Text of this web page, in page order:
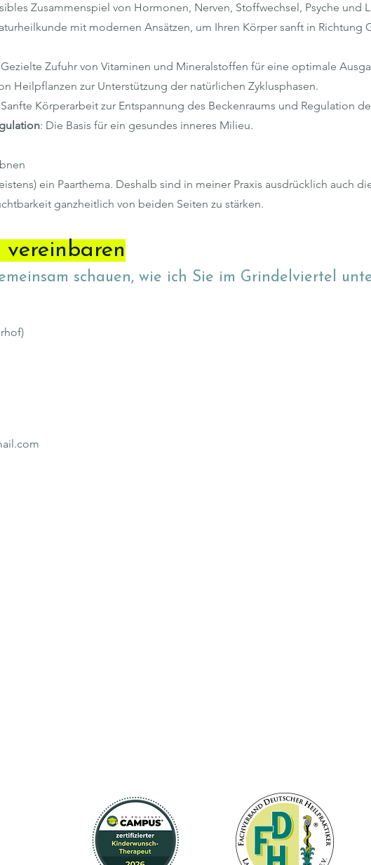
Zusammenspiel von Hormonen, Nerven, Stoffwechsel, Psyche und
mit modernen Ansätzen, um Ihren Körper sanft in Richtung
Zufuhr von Vitaminen und Mineralstoffen für eine optimale
Heilpflanzen zur Unterstützung der natürlichen Zyklusphasen.
Körperarbeit zur Entspannung des Beckenraums und Regulation
: Die Basis für ein gesundes inneres Milieu.
ein Paarthema. Deshalb sind in meiner Praxis ausdrücklich auch
ganzheitlich von beiden Seiten zu stärken.
vereinbaren
schauen, wie ich Sie im Grindelviertel